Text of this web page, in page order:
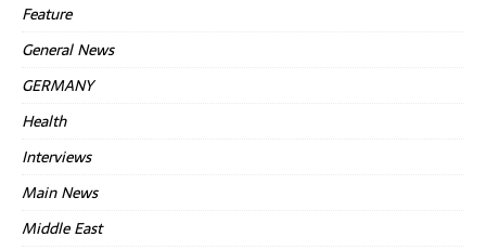
Feature
General News
GERMANY
Health
Interviews
Main News
Middle East